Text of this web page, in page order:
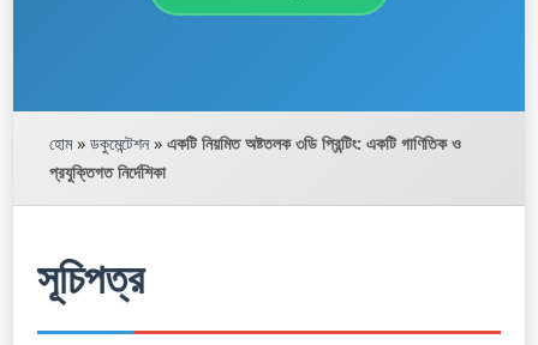
হোম» ডকুমেন্টেশন» একটি নিয়মিত অষ্টতলক ৩ডি প্রিন্টিং: একটি গাণিতিক ও
প্রযুক্তিগত নির্দেশিকা
সূচিপত্র